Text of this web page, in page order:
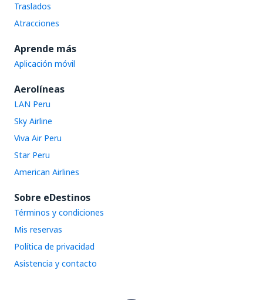
Traslados
Atracciones
Aprende más
Aplicación móvil
Aerolíneas
LAN Peru
Sky Airline
Viva Air Peru
Star Peru
American Airlines
Sobre eDestinos
Términos y condiciones
Mis reservas
Política de privacidad
Asistencia y contacto